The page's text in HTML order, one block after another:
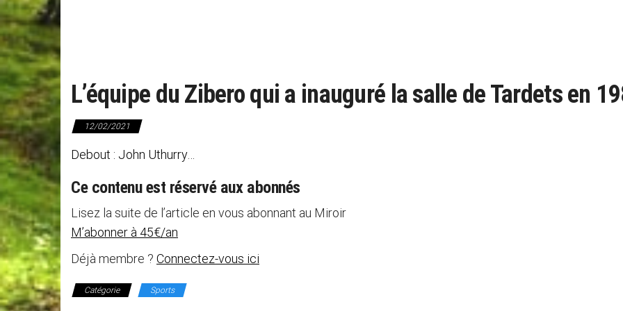
L’équipe du Zibero qui a inauguré la salle de Tardets en
12/02/2021
Debout : John Uthurry…
Ce contenu est réservé aux abonnés
Lisez la suite de l’article en vous abonnant au Miroir
M’abonner à 45€/an
Déjà membre ? Connectez-vous ici
Catégorie Sports